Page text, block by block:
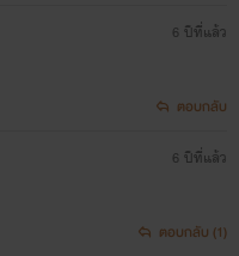
6 ปีที่แล้ว
ตอบกลับ
6 ปีที่แล้ว
ตอบกลับ (1)